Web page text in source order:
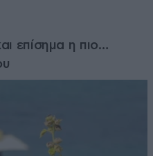
επίσημα η πιο…